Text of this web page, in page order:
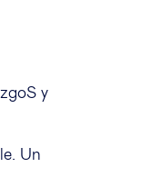
y
Un